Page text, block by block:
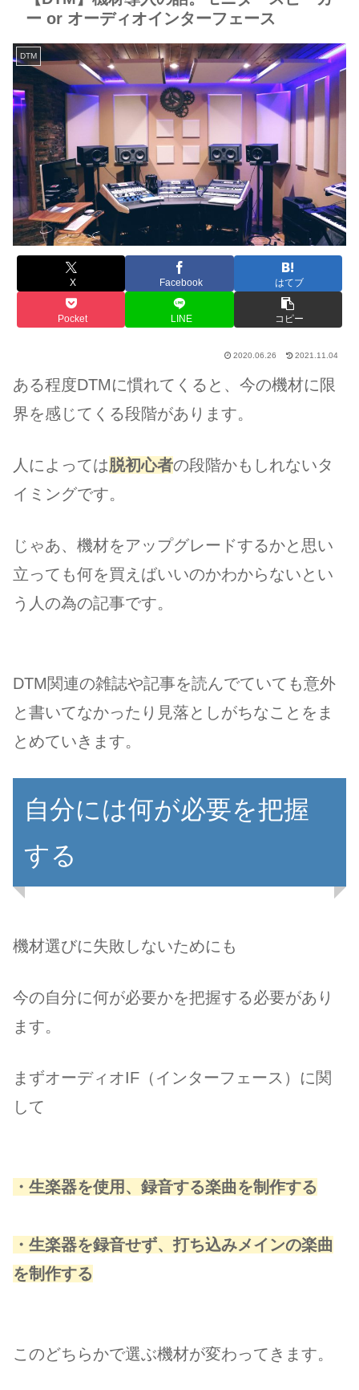
ー or オーディオインターフェース
DTM
X Facebook はてブ
Pocket LINE コピー
2020.06.26 2021.11.04
ある程度DTMに慣れてくると、今の機材に限
界を感じてくる段階があります。
人によっては脱初心者の段階かもしれないタ
イミングです。
じゃあ、機材をアップグレードするかと思い
立っても何を買えばいいのかわからないとい
う人の為の記事です。
DTM関連の雑誌や記事を読んでていても意外
と書いてなかったり見落としがちなことをま
とめていきます。
自分には何が必要を把握
する
機材選びに失敗しないためにも
今の自分に何が必要かを把握する必要があり
ます。
まずオーディオIF（インターフェース）に関
して
・生楽器を使用、録音する楽曲を制作する
・生楽器を録音せず、打ち込みメインの楽曲
を制作する
このどちらかで選ぶ機材が変わってきます。